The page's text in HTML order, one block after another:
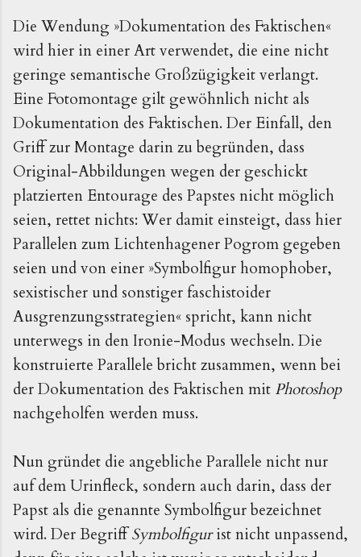
Die Wendung »Dokumentation des Faktischen«
wird hier in einer Art verwendet, die eine nicht
geringe semantische Großzügigkeit verlangt.
Eine Fotomontage gilt gewöhnlich nicht als
Dokumentation des Faktischen. Der Einfall, den
Griff zur Montage darin zu begründen, dass
Original-Abbildungen wegen der geschickt
platzierten Entourage des Papstes nicht möglich
seien, rettet nichts: Wer damit einsteigt, dass hier
Parallelen zum Lichtenhagener Pogrom gegeben
seien und von einer »Symbolfigur homophober,
sexistischer und sonstiger faschistoider
Ausgrenzungsstrategien« spricht, kann nicht
unterwegs in den Ironie-Modus wechseln. Die
konstruierte Parallele bricht zusammen, wenn bei
der Dokumentation des Faktischen mit
Photoshop
nachgeholfen werden muss.
Nun gründet die angebliche Parallele nicht nur
auf dem Urinfleck, sondern auch darin, dass der
Papst als die genannte Symbolfigur bezeichnet
wird. Der Begriff Symbolfigur ist nicht unpassend,